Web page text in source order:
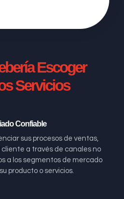
Escoger
Servicios
Confiable
sus procesos de ventas,
cliente a través de canales no
a los segmentos de mercado
producto o servicios.